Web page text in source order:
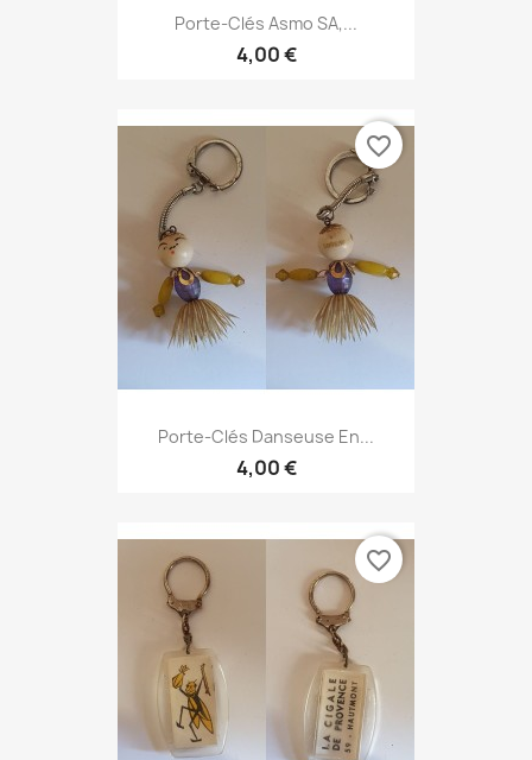
Porte-Clés Asmo SA,...
4,00 €
Porte-Clés Danseuse En...
4,00 €
favorite_border
favorite_border